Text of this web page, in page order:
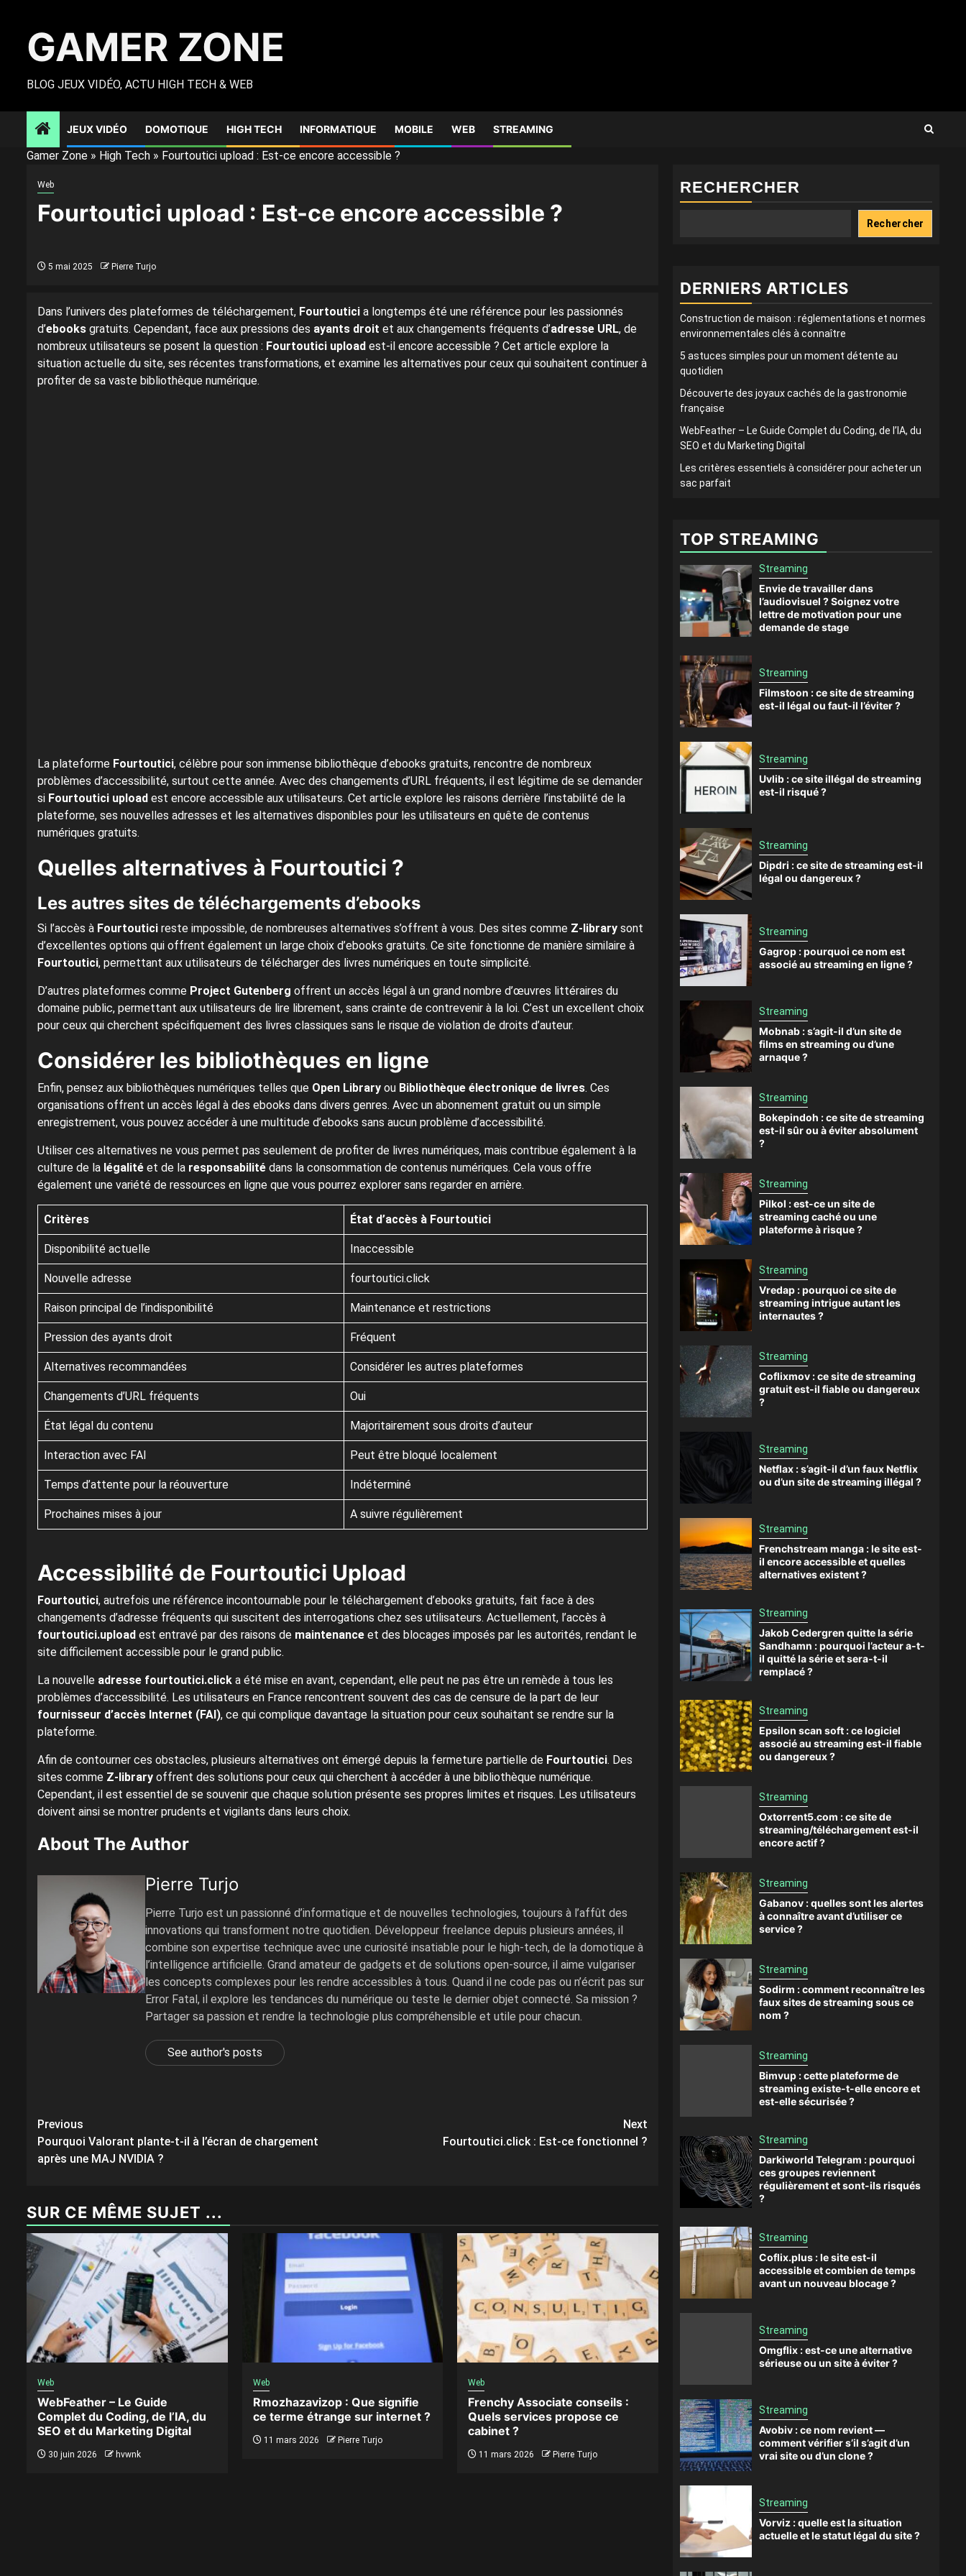
contentGAMER ZONE
BLOG JEUX VIDÉO, ACTU HIGH TECH & WEB
JEUX VIDÉO DOMOTIQUE HIGH TECH INFORMATIQUE MOBILE WEB STREAMING
Gamer Zone » High Tech » Fourtoutici upload : Est-ce encore accessible ?
Web
Fourtoutici upload : Est-ce encore accessible ?
5 mai 2025 Pierre Turjo
Dans l’univers des plateformes de téléchargement, Fourtoutici a longtemps été une référence pour les passionnés
d’ebooks gratuits. Cependant, face aux pressions des ayants droit et aux changements fréquents d’adresse URL, de
nombreux utilisateurs se posent la question : Fourtoutici upload est-il encore accessible ? Cet article explore la
situation actuelle du site, ses récentes transformations, et examine les alternatives pour ceux qui souhaitent continuer à
profiter de sa vaste bibliothèque numérique.
La plateforme Fourtoutici, célèbre pour son immense bibliothèque d’ebooks gratuits, rencontre de nombreux
problèmes d’accessibilité, surtout cette année. Avec des changements d’URL fréquents, il est légitime de se demander
si Fourtoutici upload est encore accessible aux utilisateurs. Cet article explore les raisons derrière l’instabilité de la
plateforme, ses nouvelles adresses et les alternatives disponibles pour les utilisateurs en quête de contenus
numériques gratuits.
Quelles alternatives à Fourtoutici ?
Les autres sites de téléchargements d’ebooks
Si l’accès à Fourtoutici reste impossible, de nombreuses alternatives s’offrent à vous. Des sites comme Z-library sont
d’excellentes options qui offrent également un large choix d’ebooks gratuits. Ce site fonctionne de manière similaire à
Fourtoutici, permettant aux utilisateurs de télécharger des livres numériques en toute simplicité.
D’autres plateformes comme Project Gutenberg offrent un accès légal à un grand nombre d’œuvres littéraires du
domaine public, permettant aux utilisateurs de lire librement, sans crainte de contrevenir à la loi. C’est un excellent choix
pour ceux qui cherchent spécifiquement des livres classiques sans le risque de violation de droits d’auteur.
Considérer les bibliothèques en ligne
Enfin, pensez aux bibliothèques numériques telles que Open Library ou Bibliothèque électronique de livres. Ces
organisations offrent un accès légal à des ebooks dans divers genres. Avec un abonnement gratuit ou un simple
enregistrement, vous pouvez accéder à une multitude d’ebooks sans aucun problème d’accessibilité.
Utiliser ces alternatives ne vous permet pas seulement de profiter de livres numériques, mais contribue également à la
culture de la légalité et de la responsabilité dans la consommation de contenus numériques. Cela vous offre
également une variété de ressources en ligne que vous pourrez explorer sans regarder en arrière.
Critères État d’accès à Fourtoutici
Disponibilité actuelle Inaccessible
Nouvelle adresse fourtoutici.click
Raison principal de l’indisponibilité Maintenance et restrictions
Pression des ayants droit Fréquent
Alternatives recommandées Considérer les autres plateformes
Changements d’URL fréquents Oui
État légal du contenu Majoritairement sous droits d’auteur
Interaction avec FAI Peut être bloqué localement
Temps d’attente pour la réouverture Indéterminé
Prochaines mises à jour A suivre régulièrement
Accessibilité de Fourtoutici Upload
Fourtoutici, autrefois une référence incontournable pour le téléchargement d’ebooks gratuits, fait face à des
changements d’adresse fréquents qui suscitent des interrogations chez ses utilisateurs. Actuellement, l’accès à
fourtoutici.upload est entravé par des raisons de maintenance et des blocages imposés par les autorités, rendant le
site difficilement accessible pour le grand public.
La nouvelle adresse fourtoutici.click a été mise en avant, cependant, elle peut ne pas être un remède à tous les
problèmes d’accessibilité. Les utilisateurs en France rencontrent souvent des cas de censure de la part de leur
fournisseur d’accès Internet (FAI), ce qui complique davantage la situation pour ceux souhaitant se rendre sur la
plateforme.
Afin de contourner ces obstacles, plusieurs alternatives ont émergé depuis la fermeture partielle de Fourtoutici. Des
sites comme Z-library offrent des solutions pour ceux qui cherchent à accéder à une bibliothèque numérique.
Cependant, il est essentiel de se souvenir que chaque solution présente ses propres limites et risques. Les utilisateurs
doivent ainsi se montrer prudents et vigilants dans leurs choix.
About The Author
Pierre Turjo
Pierre Turjo est un passionné d’informatique et de nouvelles technologies, toujours à l’affût des
innovations qui transforment notre quotidien. Développeur freelance depuis plusieurs années, il
combine son expertise technique avec une curiosité insatiable pour le high-tech, de la domotique à
l’intelligence artificielle. Grand amateur de gadgets et de solutions open-source, il aime vulgariser
les concepts complexes pour les rendre accessibles à tous. Quand il ne code pas ou n’écrit pas sur
Error Fatal, il explore les tendances du numérique ou teste le dernier objet connecté. Sa mission ?
Partager sa passion et rendre la technologie plus compréhensible et utile pour chacun.
See author's posts
Post
navigation
Previous
Pourquoi Valorant plante-t-il à l’écran de chargement
après une MAJ NVIDIA ?
Next
Fourtoutici.click : Est-ce fonctionnel ?
SUR CE MÊME SUJET ...
Web
WebFeather – Le Guide
Complet du Coding, de l’IA, du
SEO et du Marketing Digital
30 juin 2026 hvwnk
Web
Rmozhazavizop : Que signifie
ce terme étrange sur internet ?
11 mars 2026 Pierre Turjo
Web
Frenchy Associate conseils :
Quels services propose ce
cabinet ?
11 mars 2026 Pierre Turjo
RECHERCHER
Rechercher
DERNIERS ARTICLES
Construction de maison : réglementations et normes
environnementales clés à connaître
5 astuces simples pour un moment détente au
quotidien
Découverte des joyaux cachés de la gastronomie
française
WebFeather – Le Guide Complet du Coding, de l’IA, du
SEO et du Marketing Digital
Les critères essentiels à considérer pour acheter un
sac parfait
TOP STREAMING
Streaming
Envie de travailler dans
l’audiovisuel ? Soignez votre
lettre de motivation pour une
demande de stage
Streaming
Filmstoon : ce site de streaming
est-il légal ou faut-il l’éviter ?
Streaming
Uvlib : ce site illégal de streaming
est-il risqué ?
Streaming
Dipdri : ce site de streaming est-il
légal ou dangereux ?
Streaming
Gagrop : pourquoi ce nom est
associé au streaming en ligne ?
Streaming
Mobnab : s’agit-il d’un site de
films en streaming ou d’une
arnaque ?
Streaming
Bokepindoh : ce site de streaming
est-il sûr ou à éviter absolument
?
Streaming
Pilkol : est-ce un site de
streaming caché ou une
plateforme à risque ?
Streaming
Vredap : pourquoi ce site de
streaming intrigue autant les
internautes ?
Streaming
Coflixmov : ce site de streaming
gratuit est-il fiable ou dangereux
?
Streaming
Netflax : s’agit-il d’un faux Netflix
ou d’un site de streaming illégal ?
Streaming
Frenchstream manga : le site est-
il encore accessible et quelles
alternatives existent ?
Streaming
Jakob Cedergren quitte la série
Sandhamn : pourquoi l’acteur a-t-
il quitté la série et sera-t-il
remplacé ?
Streaming
Epsilon scan soft : ce logiciel
associé au streaming est-il fiable
ou dangereux ?
Streaming
Oxtorrent5.com : ce site de
streaming/téléchargement est-il
encore actif ?
Streaming
Gabanov : quelles sont les alertes
à connaître avant d’utiliser ce
service ?
Streaming
Sodirm : comment reconnaître les
faux sites de streaming sous ce
nom ?
Streaming
Bimvup : cette plateforme de
streaming existe-t-elle encore et
est-elle sécurisée ?
Streaming
Darkiworld Telegram : pourquoi
ces groupes reviennent
régulièrement et sont-ils risqués
?
Streaming
Coflix.plus : le site est-il
accessible et combien de temps
avant un nouveau blocage ?
Streaming
Omgflix : est-ce une alternative
sérieuse ou un site à éviter ?
Streaming
Avobiv : ce nom revient —
comment vérifier s’il s’agit d’un
vrai site ou d’un clone ?
Streaming
Vorviz : quelle est la situation
actuelle et le statut légal du site ?